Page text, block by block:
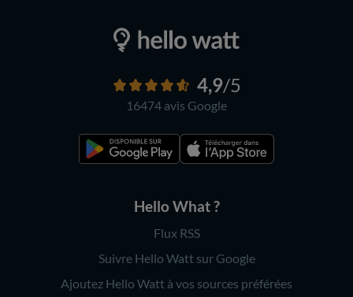
4,9/5
16474 avis Google
Hello What ?
Flux RSS
Suivre Hello Watt sur Google
Ajoutez Hello Watt à vos sources préférées